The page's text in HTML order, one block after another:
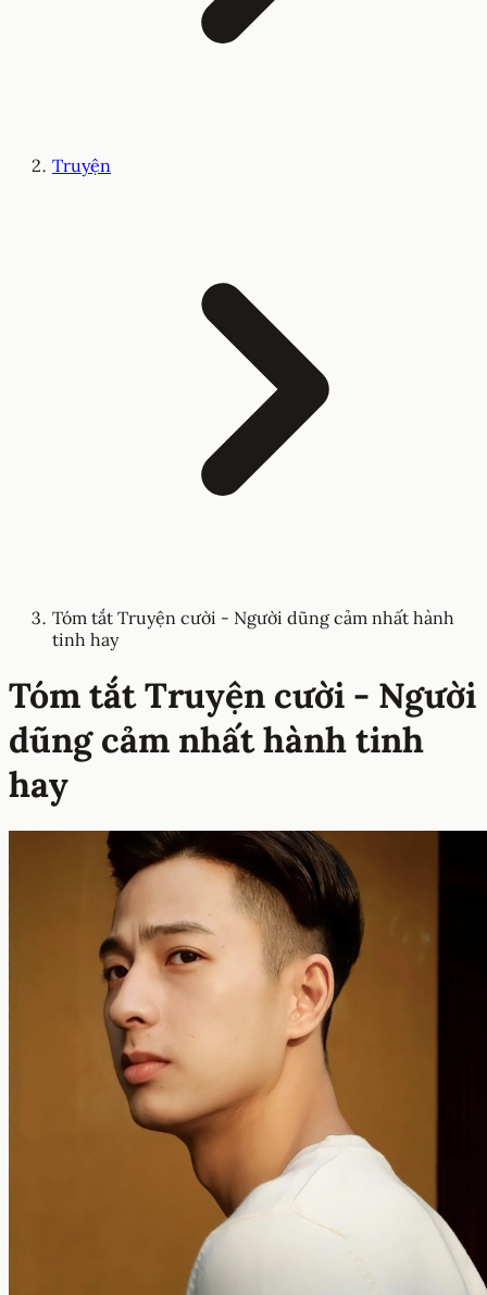
Truyện
Tóm tắt Truyện cười - Người dũng cảm nhất hành
tinh hay
Tóm tắt Truyện cười - Người
dũng cảm nhất hành tinh
hay